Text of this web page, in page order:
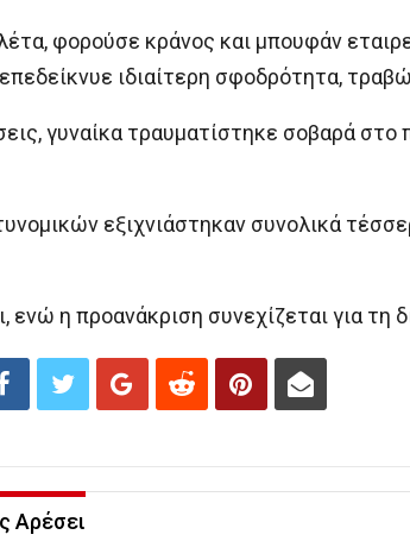
φορούσε κράνος και μπουφάν
ιδιαίτερη σφοδρότητα,
γυναίκα τραυματίστηκε σοβαρά
εξιχνιάστηκαν συνολικά
ενώ η προανάκριση συνεχίζεται για
Αρέσει